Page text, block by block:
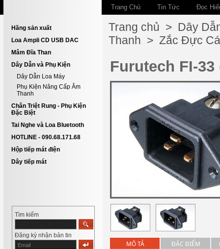
Trang Chủ Tin Tức Đọc
Hãng sản xuất
Loa Ampli CD USB DAC
Mâm Đĩa Than
Dây Dẫn và Phụ Kiện
Dây Dẫn Loa Máy
Phụ Kiện Nâng Cấp Âm
Thanh
Chân Triệt Rung - Phụ Kiện
Đặc Biệt
Tai Nghe và Loa Bluetooth
HOTLINE - 090.68.171.68
Hộp tiếp mát điện
Dây tiếp mát
Tìm kiếm
Đăng ký nhận bản tin
Trang chủ > Dây
Thanh > Zắc Đực
Furutech FI-33
MÔ TẢ ĐẶC ĐIỂM